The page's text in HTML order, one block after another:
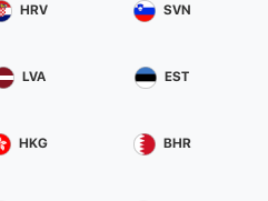
HRV SVN
LVA EST
HKG BHR